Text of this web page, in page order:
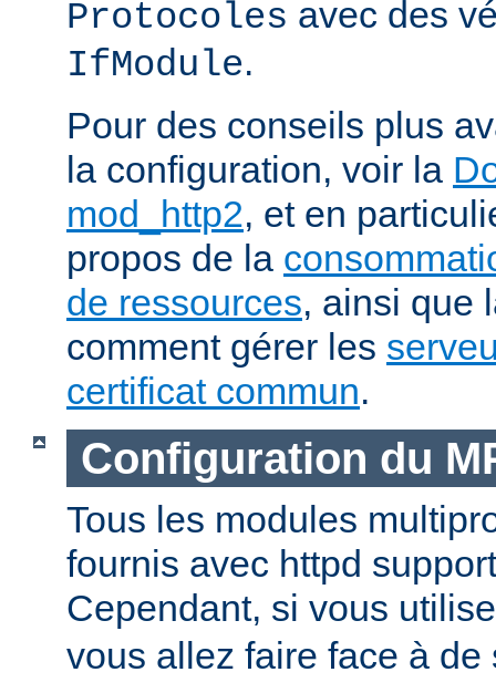
Protocoles avec des
IfModule.
Pour des conseils plus
la configuration, voir la
mod_http2, et en
propos de la
de ressources, ainsi que
comment gérer les
certificat commun.
Configuration du
Tous les modules
fournis avec httpd
Cependant, si vous
vous allez faire face à